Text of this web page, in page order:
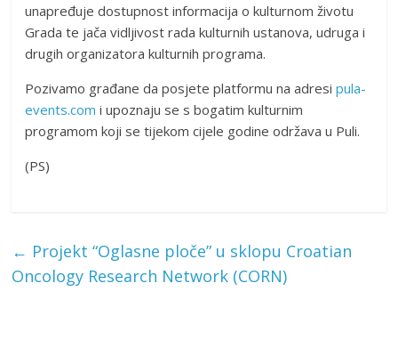
unapređuje dostupnost informacija o kulturnom životu
Grada te jača vidljivost rada kulturnih ustanova, udruga i
drugih organizatora kulturnih programa.
Pozivamo građane da posjete platformu na adresipula-
events.com i upoznaju se s bogatim kulturnim
programom koji se tijekom cijele godine održava u Puli.
(PS)
← Projekt “Oglasne ploče” u sklopu Croatian
Oncology Research Network (CORN)